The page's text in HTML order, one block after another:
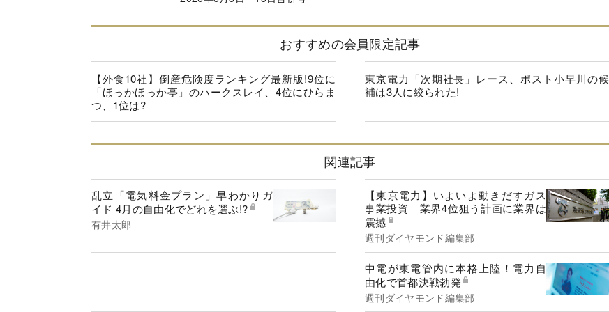
おすすめの会員限定記事
【外食10社】倒産危険度ランキング最新版!9位に
「ほっかほっか亭」のハークスレイ、4位にひらま
つ、1位は?
東京電力「次期社長」レース、ポスト小早川の候
補は3人に絞られた!
関連記事
乱立「電気料金プラン」早わかりガ
イド 4月の自由化でどれを選ぶ!?
有井太郎
【東京電力】いよいよ動きだすガス
事業投資 業界4位狙う計画に業界は
震撼
週刊ダイヤモンド編集部
中電が東電管内に本格上陸！電力自
由化で首都決戦勃発
週刊ダイヤモンド編集部